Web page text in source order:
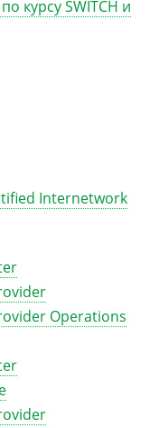
курсу SWITCH и
Internetwork
Operations